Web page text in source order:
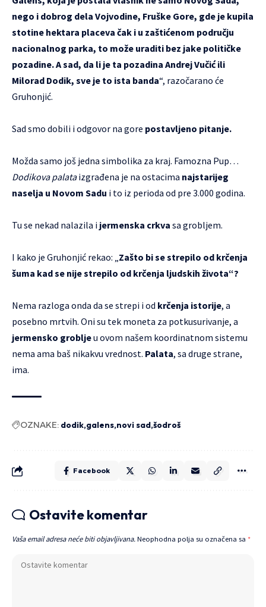
nego i dobrog dela Vojvodine, Fruške Gore, gde je kupila
stotine hektara placeva čak i u zaštićenom području
nacionalnog parka, to može uraditi bez jake političke
pozadine. A sad, da li je ta pozadina Andrej Vučić ili
Milorad Dodik, sve je to ista banda“, razočarano će
Gruhonjić.
Sad smo dobili i odgovor na gore postavljeno pitanje.
Možda samo još jedna simbolika za kraj. Famozna Pup…
Dodikova palataizgrađena je na ostacima najstarijeg
naselja u Novom Sadu i to iz perioda od pre 3.000 godina.
Tu se nekad nalazila i jermenska crkva sa grobljem.
I kako je Gruhonjić rekao: „Zašto bi se strepilo od krčenja
šuma kad se nije strepilo od krčenja ljudskih života“?
Nema razloga onda da se strepi i od krčenja istorije, a
posebno mrtvih. Oni su tek moneta za potkusurivanje, a
jermensko grobljeu ovom našem koordinatnom sistemu
nema ama baš nikakvu vrednost. Palata, sa druge strane,
ima.
OZNAKE: dodik galens novi sad šodroš
Facebook
Ostavite komentar
Vaša email adresa neće biti objavljivana. Neophodna polja su označena sa *